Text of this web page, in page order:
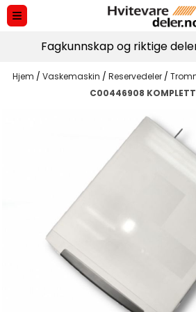
Hopp til innhold
Fagkunnskap og riktige
Hjem / Vaskemaskin / Reservedeler /
C00446908